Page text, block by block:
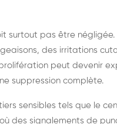
surtout pas être
des irritations
peut devenir
suppression complète.
sensibles tels que le
des signalements de